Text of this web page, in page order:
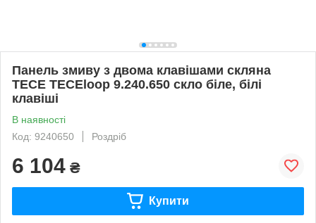
Панель змиву з двома клавішами скляна
TECE TECEloop 9.240.650 скло біле, білі
клавіші
В наявності
Код: 9240650
Роздріб
6 104 ₴
Купити